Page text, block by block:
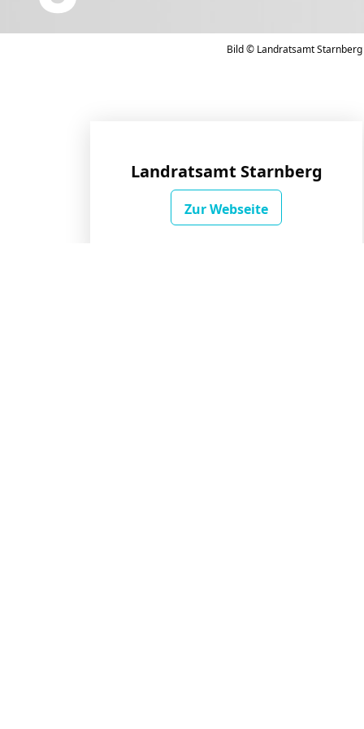
Bild © Landratsamt Starnberg
Landratsamt Starnberg
Zur Webseite